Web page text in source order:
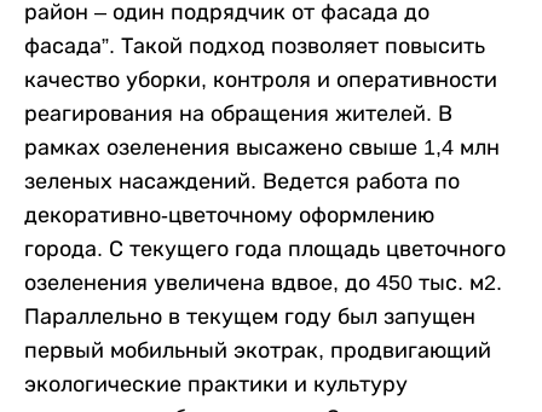
район – один подрядчик от фасада до
фасада”. Такой подход позволяет повысить
качество уборки, контроля и оперативности
реагирования на обращения жителей. В
рамках озеленения высажено свыше 1,4 млн
зеленых насаждений. Ведется работа по
декоративно-цветочному оформлению
города. С текущего года площадь цветочного
озеленения увеличена вдвое, до 450 тыс. м2.
Параллельно в текущем году был запущен
первый мобильный экотрак, продвигающий
экологические практики и культуру